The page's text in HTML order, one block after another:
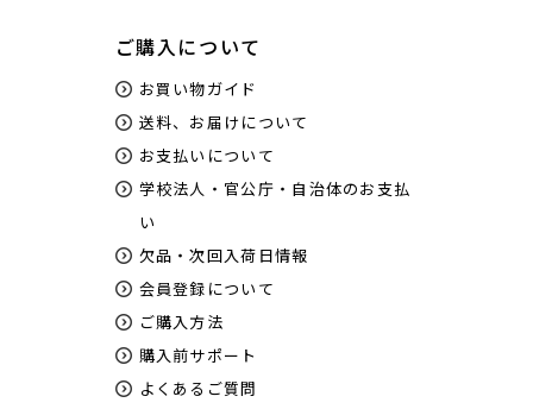
ご購入について
お買い物ガイド
送料、お届けについて
お支払いについて
学校法人・官公庁・自治体のお支払
い
欠品・次回入荷日情報
会員登録について
ご購入方法
購入前サポート
よくあるご質問